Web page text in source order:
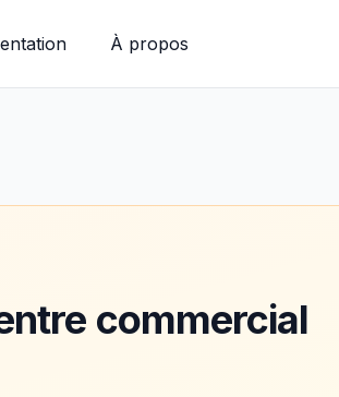
À propos
commercial